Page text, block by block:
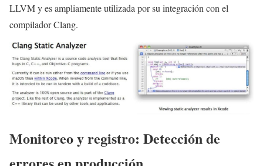
LLVM y es ampliamente utilizada por su integración con el
compilador Clang.
Monitoreo y registro: Detección de